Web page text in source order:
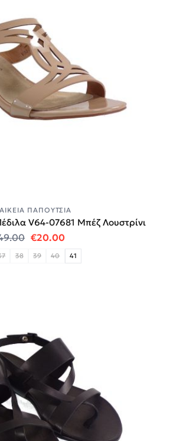
ΠΑΠΟΎΤΣΙΑ
V64-07681 Μπέζ Λουστρίνι
Original price was: €49.00.
€20.00Η τρέχουσα τιμή
38 39 40 41